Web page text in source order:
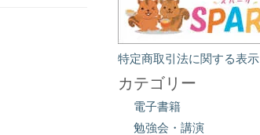
特定商取引法に関する表示
カテゴリー
電子書籍
勉強会・講演